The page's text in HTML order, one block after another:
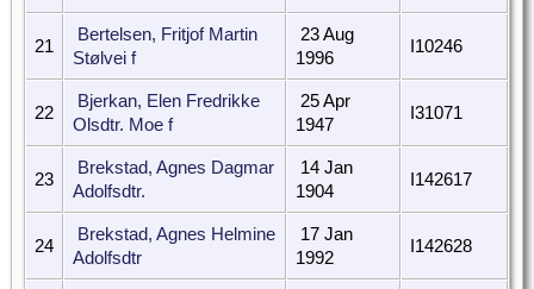
21
Bertelsen, Fritjof Martin
Stølvei f
23 Aug
1996
I10246
22
Bjerkan, Elen Fredrikke
Olsdtr. Moe f
25 Apr
1947
I31071
23
Brekstad, Agnes Dagmar
Adolfsdtr.
14 Jan
1904
I142617
24
Brekstad, Agnes Helmine
Adolfsdtr
17 Jan
1992
I142628